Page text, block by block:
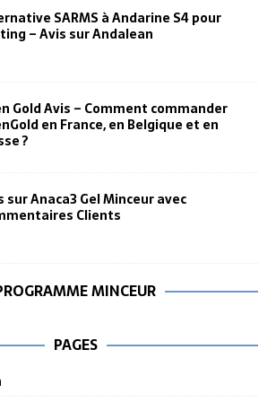
SARMS à Andarine S4 pour
– Avis sur Andalean
Gold Avis – Comment commander
en France, en Belgique et en
?
sur Anaca3 Gel Minceur avec
Clients
MINCEUR
PAGES